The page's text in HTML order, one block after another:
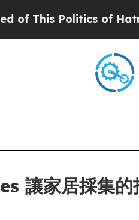
Politics of Hatred”
讓家居採集的